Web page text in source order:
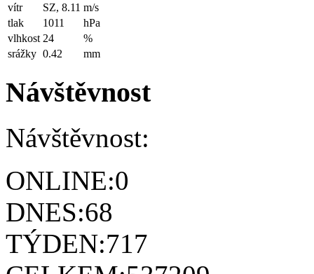
vítr SZ, 8.11 m/s
tlak
1011
hPa
vlhkost 24
%
srážky 0.42 mm
Návštěvnost
Návštěvnost:
ONLINE:0
DNES:68
TÝDEN:717